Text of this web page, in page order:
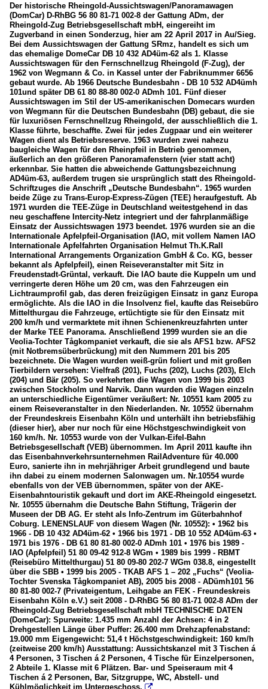
Der historische Rheingold-Aussichtswagen/Panoramawagen
(DomCar) D-RhBG 56 80 81-71 002-8 der Gattung ADm, der
Rheingold-Zug Betriebsgesellschaft mbH, eingereiht im
Zugverband in einen Sonderzug, hier am 22 April 2017 in Au/Sieg.
Bei dem Aussichtswagen der Gattung SRmz, handelt es sich um
das ehemalige DomeCar DB 10 432 AD4üm-62 als 1. Klasse
Aussichtswagen für den Fernschnellzug Rheingold (F-Zug), der
1962 von Wegmann & Co. in Kassel unter der Fabriknummer 6656
gebaut wurde. Ab 1966 Deutsche Bundesbahn - DB 10 532 AD4ümh
101und später DB 61 80 88-80 002-0 ADmh 101. Fünf dieser
Aussichtswagen im Stil der US-amerikanischen Domecars wurden
von Wegmann für die Deutschen Bundesbahn (DB) gebaut, die sie
für luxuriösen Fernschnellzug Rheingold, der ausschließlich die 1.
Klasse führte, beschaffte. Zwei für jedes Zugpaar und ein weiterer
Wagen dient als Betriebsreserve. 1963 wurden zwei nahezu
baugleiche Wagen für den Rheinpfeil in Betrieb genommen,
äußerlich an den größeren Panoramafenstern (vier statt acht)
erkennbar. Sie hatten die abweichende Gattungsbezeichnung
AD4üm-63, außerdem trugen sie ursprünglich statt des Rheingold-
Schriftzuges die Anschrift „Deutsche Bundesbahn“. 1965 wurden
beide Züge zu Trans-Europ-Express-Zügen (TEE) heraufgestuft. Ab
1971 wurden die TEE-Züge in Deutschland weitestgehend in das
neu geschaffene Intercity-Netz integriert und der fahrplanmäßige
Einsatz der Aussichtswagen 1973 beendet. 1976 wurden sie an die
Internationale Apfelpfeil-Organisation (IAO, mit vollem Namen IAO
Internationale Apfelfahrten Organisation Helmut Th.K.Rall
International Arrangements Organization GmbH & Co. KG, besser
bekannt als Apfelpfeil), einen Reiseveranstalter mit Sitz in
Freudenstadt-Grüntal, verkauft. Die IAO baute die Kuppeln um und
verringerte deren Höhe um 20 cm, was den Fahrzeugen ein
Lichtraumprofil gab, das deren freizügigen Einsatz in ganz Europa
ermöglichte. Als die IAO in die Insolvenz fiel, kaufte das Reisebüro
Mittelthurgau die Fahrzeuge, ertüchtigte sie für den Einsatz mit
200 km/h und vermarktete mit ihnen Schienenkreuzfahrten unter
der Marke TEE Panorama. Anschließend 1999 wurden sie an die
Veolia-Tochter Tågkompaniet verkauft, die sie als AFS1 bzw. AFS2
(mit Notbremsüberbrückung) mit den Nummern 201 bis 205
bezeichnete. Die Wagen wurden weiß-grün foliert und mit großen
Tierbildern versehen: Vielfraß (201), Fuchs (202), Luchs (203), Elch
(204) und Bär (205). So verkehrten die Wagen von 1999 bis 2003
zwischen Stockholm und Narvik. Dann wurden die Wagen einzeln
an unterschiedliche Eigentümer veräußert: Nr. 10551 kam 2005 zu
einem Reiseveranstalter in den Niederlanden. Nr. 10552 übernahm
der Freundeskreis Eisenbahn Köln und unterhält ihn betriebsfähig
(dieser hier), aber nur noch für eine Höchstgeschwindigkeit von
160 km/h. Nr. 10553 wurde von der Vulkan-Eifel-Bahn
Betriebsgesellschaft (VEB) übernommen. Im April 2011 kaufte ihn
das Eisenbahnverkehrsunternehmen RailAdventure für 40.000
Euro, sanierte ihn in mehrjähriger Arbeit grundlegend und baute
ihn dabei zu einem modernen Salonwagen um. Nr.10554 wurde
ebenfalls von der VEB übernommen, später von der AKE-
Eisenbahntouristik gekauft und dort im AKE-Rheingold eingesetzt.
Nr. 10555 übernahm die Deutsche Bahn Stiftung, Trägerin der
Museen der DB AG. Er steht als Info-Zentrum im Güterbahnhof
Coburg. LENENSLAUF von diesem Wagen (Nr. 10552): • 1962 bis
1966 - DB 10 432 AD4üm-62 • 1966 bis 1971 - DB 10 552 AD4üm-63 •
1971 bis 1976 - DB 61 80 81-80 002-0 ADmh 101 • 1976 bis 1989 -
IAO (Apfelpfeil) 51 80 09-42 912-8 WGm • 1989 bis 1999 - RBMT
(Reisebüro Mittelthurgau) 51 80 09-80 202-7 WGm 038.8, eingestellt
über die SBB • 1999 bis 2005 - TKAB AFS 1 – 202 „Fuchs“ (Veolia-
Tochter Svenska Tågkompaniet AB), 2005 bis 2008 - ADümh101 56
80 81-80 002-7 (Privateigentum, Leihgabe an FEK - Freundeskreis
Eisenbahn Köln e.V.) seit 2008 - D-RhBG 56 80 81-71 002-8 ADm der
Rheingold-Zug Betriebsgesellschaft mbH TECHNISCHE DATEN
(DomeCar): Spurweite: 1.435 mm Anzahl der Achsen: 4 in 2
Drehgestellen Länge über Puffer: 26.400 mm Drehzapfenabstand:
19.000 mm Eigengewicht: 51,4 t Höchstgeschwindigkeit: 160 km/h
(zeitweise 200 km/h) Ausstattung: Aussichtskanzel mit 3 Tischen á
4 Personen, 3 Tischen á 2 Personen, 4 Tische für Einzelpersonen,
2 Abteile 1. Klasse mit 6 Plätzen. Bar- und Speiseraum mit 4
Tischen á 2 Personen, Bar, Sitzgruppe, WC, Abstell- und
Kühlmöglichkeit im Untergeschoss. 